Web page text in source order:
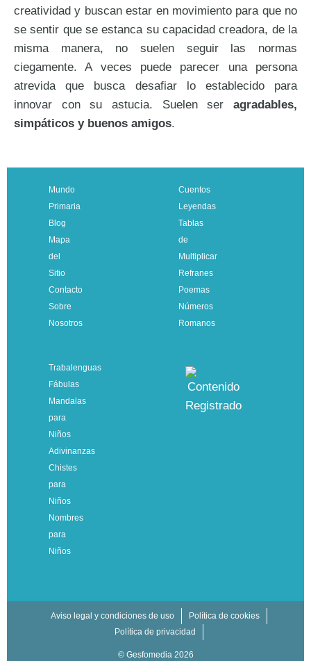
creatividad y buscan estar en movimiento para que no
se sentir que se estanca su capacidad creadora, de la
misma manera, no suelen seguir las normas
ciegamente. A veces puede parecer una persona
atrevida que busca desafiar lo establecido para
innovar con su astucia. Suelen ser agradables,
simpáticos y buenos amigos.
Mundo
Primaria
Blog
Mapa
del
Sitio
Contacto
Sobre
Nosotros
Cuentos
Leyendas
Tablas
de
Multiplicar
Refranes
Poemas
Números
Romanos
Trabalenguas
Fábulas
Mandalas
para
Niños
Adivinanzas
Chistes
para
Niños
Nombres
para
Niños
Aviso legal y condiciones de uso
Política de cookies
Política de privacidad
© Gesfomedia 2026